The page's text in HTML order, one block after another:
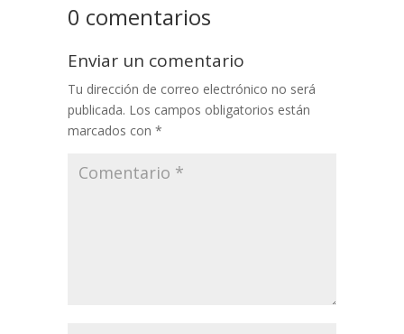
0 comentarios
Enviar un comentario
Tu dirección de correo electrónico no será
publicada. Los campos obligatorios están
marcados con *